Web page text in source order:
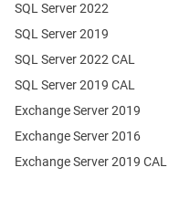
Exchange Server 2019
Exchange Server 2016
SQL Server 2022
SQL Server 2019
SQL Server 2022 CAL
SQL Server 2019 CAL
Exchange Server 2019 CAL